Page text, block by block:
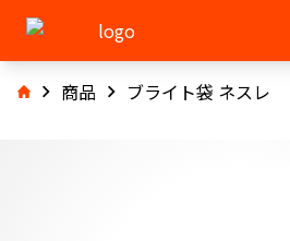
商品 ブライト袋 ネスレ